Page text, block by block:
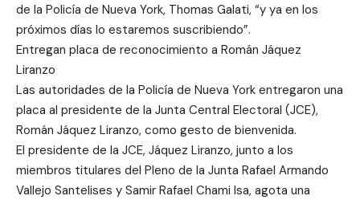
de la Policía de Nueva York, Thomas Galati, “y ya en los
próximos días lo estaremos suscribiendo”.
Entregan placa de reconocimiento a Román Jáquez
Liranzo
Las autoridades de la Policía de Nueva York entregaron una
placa al presidente de la Junta Central Electoral (JCE),
Román Jáquez Liranzo, como gesto de bienvenida.
El presidente de la JCE, Jáquez Liranzo, junto a los
miembros titulares del Pleno de la Junta Rafael Armando
Vallejo Santelises y Samir Rafael Chami Isa, agota una